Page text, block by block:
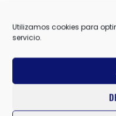
Utilizamos cookies para
servicio.